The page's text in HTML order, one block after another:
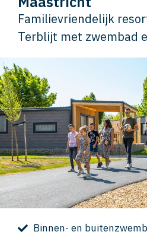
Familievriendelijk
Terblijt met zwembad
Binnen- en